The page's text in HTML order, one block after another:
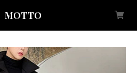
MOTTO